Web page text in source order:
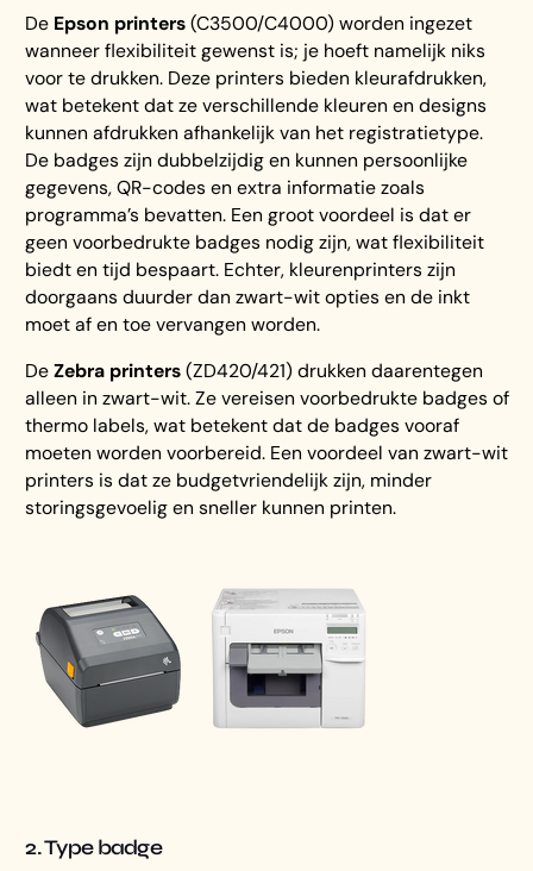
De Epson printers(C3500/C4000) worden ingezet
wanneer flexibiliteit gewenst is; je hoeft namelijk niks
voor te drukken. Deze printers bieden kleurafdrukken,
wat betekent dat ze verschillende kleuren en designs
kunnen afdrukken afhankelijk van het registratietype.
De badges zijn dubbelzijdig en kunnen persoonlijke
gegevens, QR-codes en extra informatie zoals
programma’s bevatten. Een groot voordeel is dat er
geen voorbedrukte badges nodig zijn, wat flexibiliteit
biedt en tijd bespaart. Echter, kleurenprinters zijn
doorgaans duurder dan zwart-wit opties en de inkt
moet af en toe vervangen worden.
DeZebra printers(ZD420/421) drukken daarentegen
alleen in zwart-wit. Ze vereisen voorbedrukte badges of
thermo labels, wat betekent dat de badges vooraf
moeten worden voorbereid. Een voordeel van zwart-wit
printers is dat ze budgetvriendelijk zijn, minder
storingsgevoelig en sneller kunnen printen.
2. Type badge